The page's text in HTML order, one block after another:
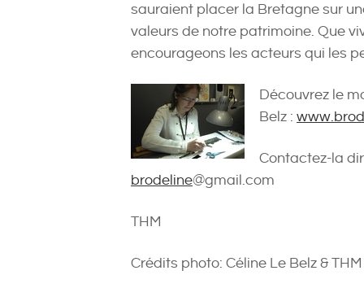
sauraient placer la Bretagne sur
valeurs de notre patrimoine. Que
encourageons les acteurs qui les
Découvrez le
Belz :
Contactez-la
brodeline@gmail.com
THM
Crédits photo: Céline Le Belz & THM